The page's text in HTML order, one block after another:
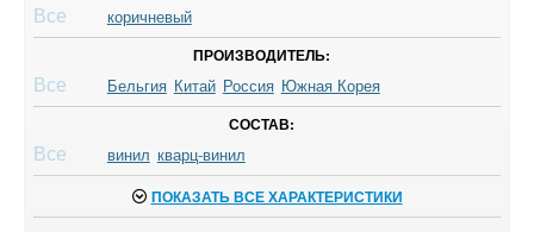
Все коричневый
ПРОИЗВОДИТЕЛЬ:
Все Бельгия Китай Россия Южная Корея
СОСТАВ:
Все винил кварц-винил
ПОКАЗАТЬ ВСЕ ХАРАКТЕРИСТИКИ